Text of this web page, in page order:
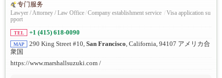
专门服务
Lawyer / Attorney / Law Office/Company establishment service /Visa application su
pport
TEL +1 (415) 618-0090
MAP 290 King Street #10, San Francisco, California, 94107 アメリカ合
衆国
https://www.marshallsuzuki.com /